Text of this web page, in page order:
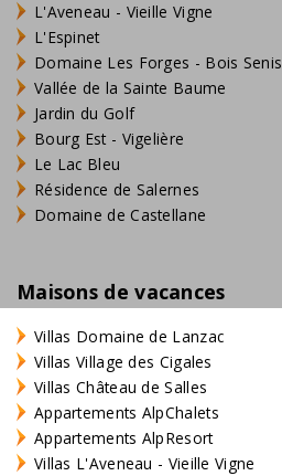
L'Aveneau - Vieille Vigne
L'Espinet
Domaine Les Forges - Bois Senis
Vallée de la Sainte Baume
Jardin du Golf
Bourg Est - Vigelière
Le Lac Bleu
Résidence de Salernes
Domaine de Castellane
Maisons de vacances
Villas Domaine de Lanzac
Villas Village des Cigales
Villas Château de Salles
Appartements AlpChalets
Appartements AlpResort
Villas L'Aveneau - Vieille Vigne